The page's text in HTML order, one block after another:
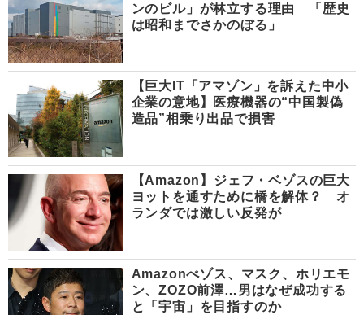
ンのビル」が林立する理由 「歴史
は昭和までさかのぼる」
【巨大IT「アマゾン」を訴えた中小
企業の意地】医療機器の“中国製偽
造品”相乗り出品で損害
【Amazon】ジェフ・ベゾスの巨大
ヨットを通すために橋を解体？ オ
ランダでは激しい反発が
Amazonべゾス、マスク、ホリエモ
ン、ZOZO前澤…男はなぜ成功する
と「宇宙」を目指すのか